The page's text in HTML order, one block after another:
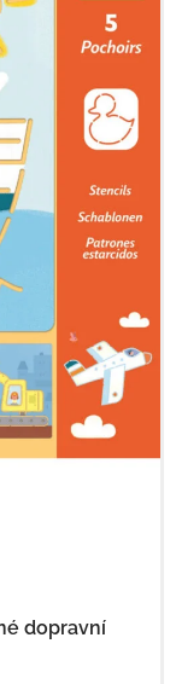
dopravní